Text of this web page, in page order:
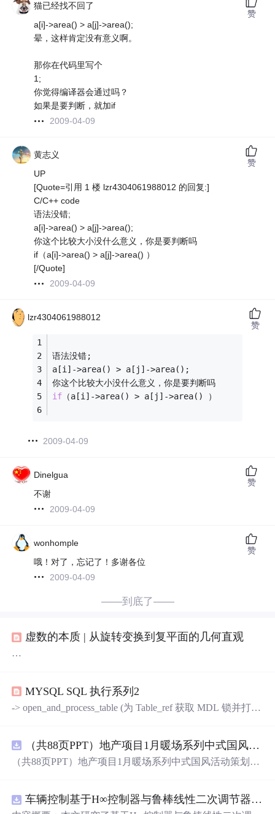
猫已经找不回了
a[i]->area() > a[j]->area();
晕，这样肯定没有意义啊。
那你在代码里写个
1;
你觉得编译器会通过吗？
如果是要判断，就加if
2009-04-09
赞
黄志义
UP
[Quote=引用 1 楼 lzr4304061988012 的回复:]
C/C++ code
语法没错;
a[i]->area() > a[j]->area();
你这个比较大小没什么意义，你是要判断吗
if（a[i]->area() > a[j]->area() ）
[/Quote]
2009-04-09
赞
lzr4304061988012
语法没错;
a[i]->area() > a[j]->area();
你这个比较大小没什么意义，你是要判断吗
if（a[i]->area() > a[j]->area() ）
2009-04-09
赞
Dinelgua
不谢
2009-04-09
赞
wonhomple
哦！对了，忘记了！多谢各位
2009-04-09
赞
——到底了——
虚数的本质 | 从旋转变换到复平面的几何直观
…
MYSQL SQL 执行系列2
-> open_and_process_table (为 Table_ref 获取 MDL 锁并打开
表、临时表有其他处理函数）。是 MySQL 服务器中的核
心分发函数。它接收已经解析并填充好的LEX结构（语法
后，是查询执行流程的最终入口。
（共88页PPT）地产项目1月暖场系列中式国风活动策划方案.pptx
（共88页PPT）地产项目1月暖场系列中式国风活动策划方
车辆控制基于H∞控制器与鲁棒线性二次调节器RLQR的铰接式重型车辆的稳健路径跟踪控制研究（Matlab代码实现）